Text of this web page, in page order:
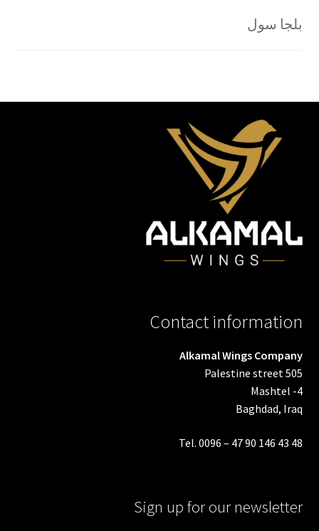
بلجا سول
Contact information
Alkamal Wings Company
Palestine street 505
Mashtel -4
Baghdad, Iraq
Tel. 0096 – 47 90 146 43 48
Sign up for our newsletter